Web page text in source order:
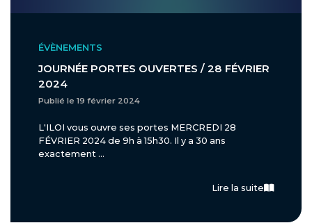
ÉVÈNEMENTS
JOURNÉE PORTES OUVERTES / 28 FÉVRIER
2024
Publié le 19 février 2024
L'ILOI vous ouvre ses portes MERCREDI 28
FÉVRIER 2024 de 9h à 15h30. Il y a 30 ans
exactement ...
Lire la suite